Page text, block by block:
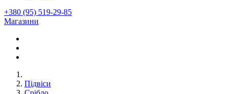
+380 (95) 519-29-85
Магазини
Підвіси